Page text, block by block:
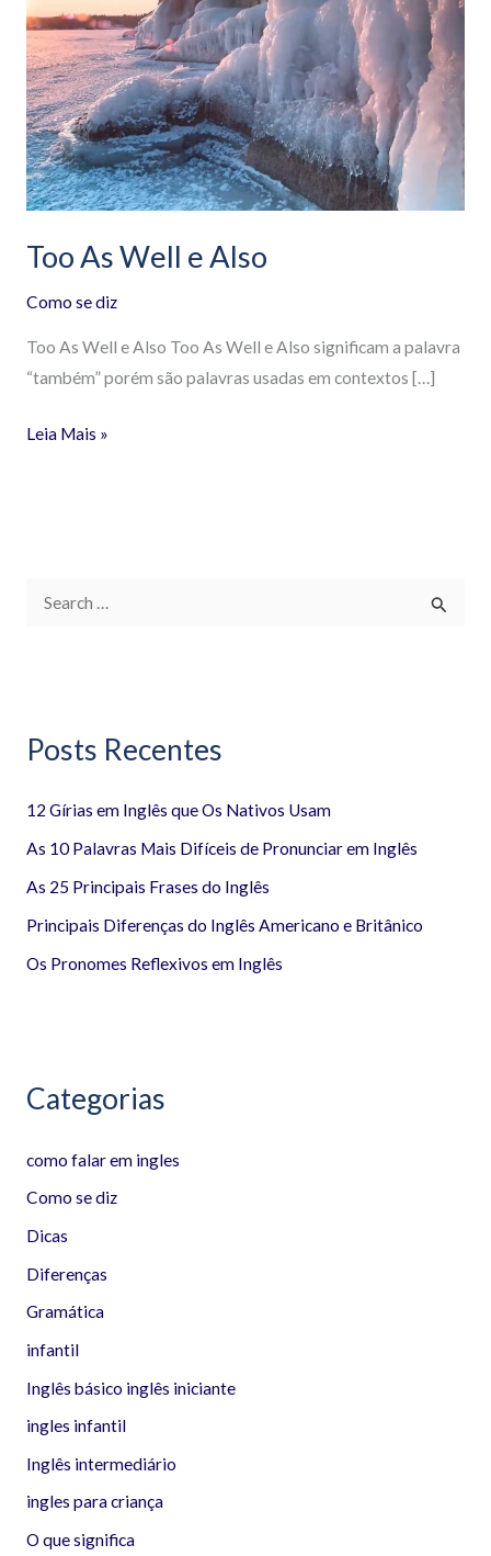
Too As Well e Also
Como se diz
Too As Well e Also Too As Well e Also significam a palavra
“também” porém são palavras usadas em contextos […]
As
Well
e
Also
Leia Mais »
u
s
a
r
Posts Recentes
12 Gírias em Inglês que Os Nativos Usam
As 10 Palavras Mais Difíceis de Pronunciar em Inglês
As 25 Principais Frases do Inglês
Principais Diferenças do Inglês Americano e Britânico
Os Pronomes Reflexivos em Inglês
Categorias
como falar em ingles
Como se diz
Dicas
Diferenças
Gramática
infantil
Inglês básico inglês iniciante
ingles infantil
Inglês intermediário
ingles para criança
O que significa